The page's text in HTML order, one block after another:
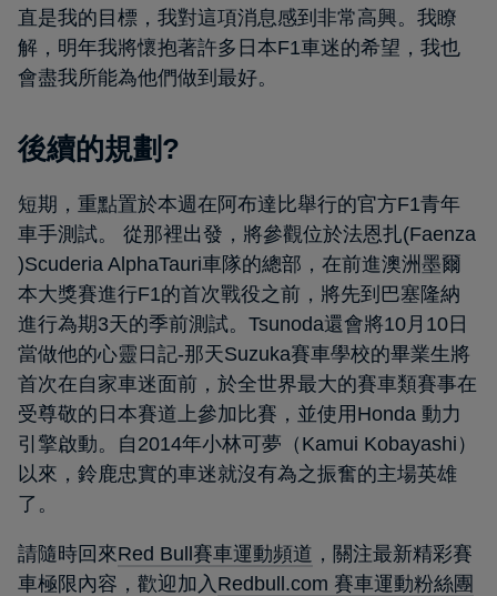
直是我的目標，我對這項消息感到非常高興。我瞭
解，明年我將懷抱著許多日本F1車迷的希望，我也
會盡我所能為他們做到最好。
後續的規劃?
短期，重點置於本週在阿布達比舉行的官方F1青年
車手測試。 從那裡出發，將參觀位於法恩扎(Faenza
)Scuderia AlphaTauri車隊的總部，在前進澳洲墨爾
本大獎賽進行F1的首次戰役之前，將先到巴塞隆納
進行為期3天的季前測試。Tsunoda還會將10月10日
當做他的心靈日記-那天Suzuka賽車學校的畢業生將
首次在自家車迷面前，於全世界最大的賽車類賽事在
受尊敬的日本賽道上參加比賽，並使用Honda 動力
引擎啟動。自2014年小林可夢（Kamui Kobayashi）
以來，鈴鹿忠實的車迷就沒有為之振奮的主場英雄
了。
請隨時回來Red Bull賽車運動頻道 ，關注最新精彩賽
車極限內容，歡迎加入 Redbull.com 賽車運動粉絲團